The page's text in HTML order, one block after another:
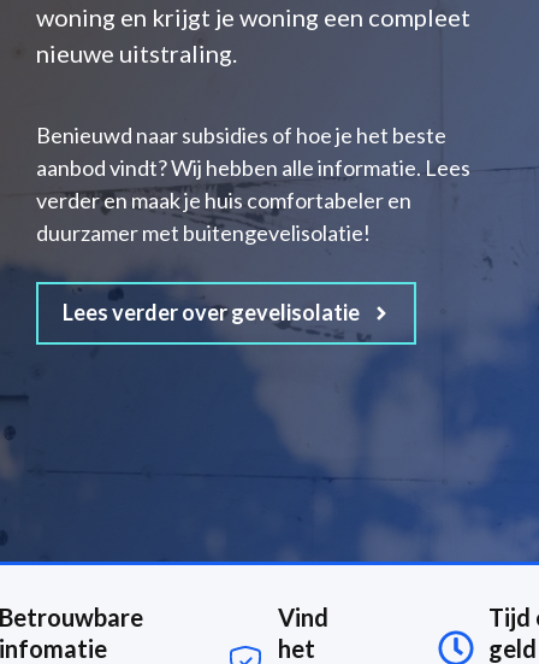
woning en krijgt je woning een compleet
nieuwe uitstraling.
Benieuwd naar subsidies of hoe je het beste
aanbod vindt? Wij hebben alle informatie. Lees
verder en maak je huis comfortabeler en
duurzamer met buitengevelisolatie!
Lees verder over gevelisolatie
Vind
het
Tijd
geld